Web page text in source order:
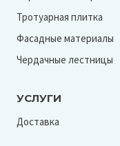
Тротуарная плитка
Фасадные материалы
Чердачные лестницы
УСЛУГИ
Доставка